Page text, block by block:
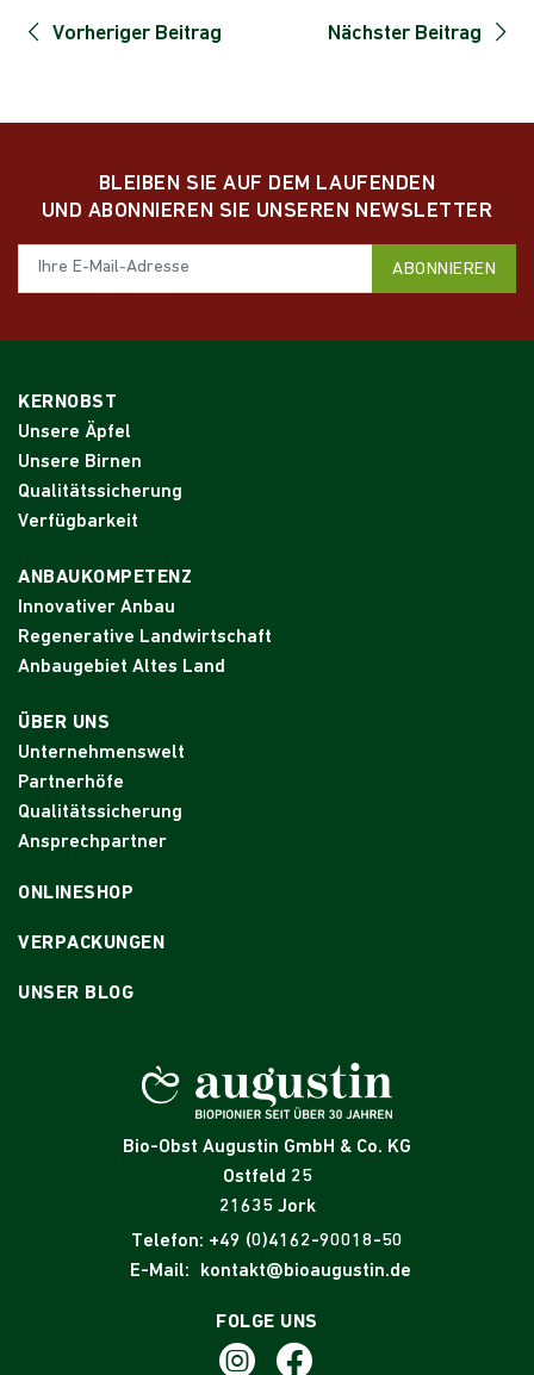
Vorheriger Beitrag Nächster Beitrag
BLEIBEN SIE AUF DEM LAUFENDEN
UND ABONNIEREN SIE UNSEREN NEWSLETTER
KERNOBST
Unsere Äpfel
Unsere Birnen
Qualitätssicherung
Verfügbarkeit
ANBAUKOMPETENZ
Innovativer Anbau
Regenerative Landwirtschaft
Anbaugebiet Altes Land
ÜBER UNS
Unternehmenswelt
Partnerhöfe
Qualitätssicherung
Ansprechpartner
ONLINESHOP
VERPACKUNGEN
UNSER BLOG
Bio-Obst Augustin GmbH & Co. KG
Ostfeld 25
21635 Jork
Telefon: +49 (0)4162-90018-50
E-Mail:
kontakt@bioaugustin.de
FOLGE UNS